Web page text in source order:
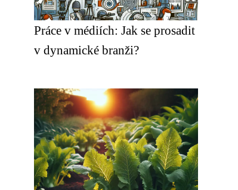
Práce v médiích: Jak se prosadit
v dynamické branži?